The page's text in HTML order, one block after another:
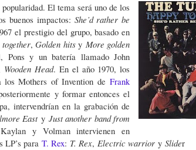
El tema será uno de los
buenos impactos: She’d rather be
el prestigio del grupo, basado en
,Golden hitsy More golden
y un batería llamado John
Wooden Head. En el año 1970, los
los Mothers of Invention deFrank
y formar entonces el
intervendrían en la grabación de
Easty Just another band from
y Volman intervienen en
LP’s para T. Rex: T. Rex, Electric warrior y Slider